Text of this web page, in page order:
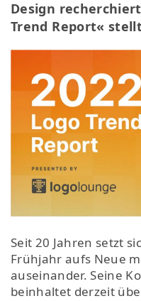
Design
Trend Report«
Seit 20 Jahren setzt
Frühjahr aufs Neue
auseinander. Seine
beinhaltet derzeit